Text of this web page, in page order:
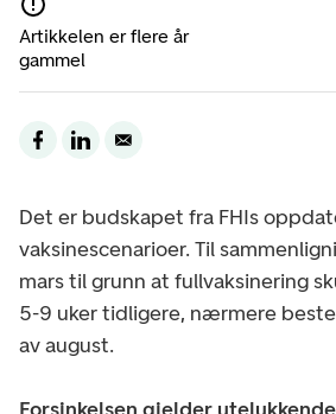
Artikkelen er flere år
gammel
Det er budskapet fra FHIs
vaksinescenarioer. Til
mars til grunn at fullvaksinering
5-9 uker tidligere, nærmere
av august.
Forsinkelsen gjelder